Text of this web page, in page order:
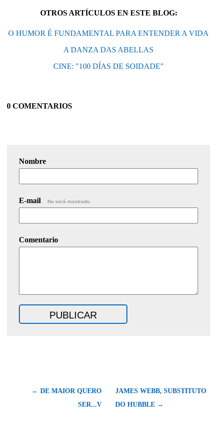
OTROS ARTÍCULOS EN ESTE BLOG:
O HUMOR É FUNDAMENTAL PARA ENTENDER A VIDA
A DANZA DAS ABELLAS
CINE: "100 DÍAS DE SOIDADE"
0 COMENTARIOS
Nombre
E-mail No será mostrado.
Comentario
← DE MAIOR QUERO
SER...V
JAMES WEBB, SUBSTITUTO
DO HUBBLE →